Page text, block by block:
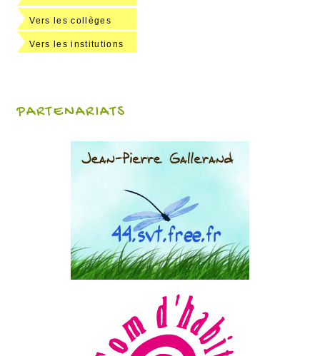
Vers les collèges
Vers les institutions
PARTENARIATS